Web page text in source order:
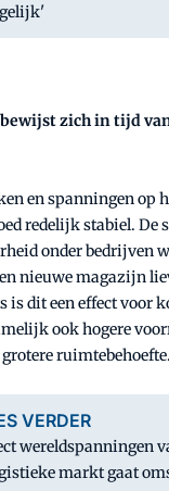
zich in tijd
en spanningen op
redelijk stabiel. De
onder bedrijven
nieuwe magazijn
is dit een effect voor
ook hogere
ruimtebehoefte.
VERDER
wereldspanningen
markt gaat